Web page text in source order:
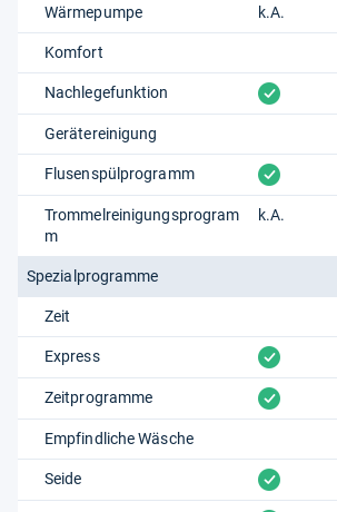
Wärmepumpe k.A.
Komfort
Nachlegefunktion vorhanden
Gerätereinigung
Flusenspülprogramm vorhanden
Trommelreinigungsprogram
m
k.A.
Spezialprogramme
Zeit
Express vorhanden
Zeitprogramme vorhanden
Empfindliche Wäsche
Seide vorhanden